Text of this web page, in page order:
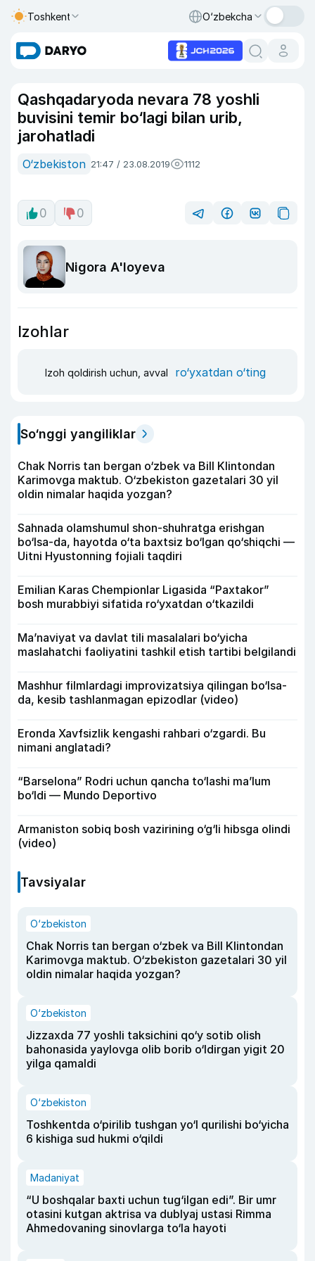
Toshkent O‘zbekcha
Qashqadaryoda nevara 78 yoshli
buvisini temir bo‘lagi bilan urib,
jarohatladi
O‘zbekiston 21:47 / 23.08.2019 1112
0 0
Nigora A'loyeva
Izohlar
Izoh qoldirish uchun, avval ro‘yxatdan o‘ting
So‘nggi yangiliklar
Chak Norris tan bergan o‘zbek va Bill Klintondan
Karimovga maktub. O‘zbekiston gazetalari 30 yil
oldin nimalar haqida yozgan?
Sahnada olamshumul shon-shuhratga erishgan
bo‘lsa-da, hayotda o‘ta baxtsiz bo‘lgan qo‘shiqchi —
Uitni Hyustonning fojiali taqdiri
Emilian Karas Chempionlar Ligasida “Paxtakor”
bosh murabbiyi sifatida ro‘yxatdan o‘tkazildi
Ma’naviyat va davlat tili masalalari bo‘yicha
maslahatchi faoliyatini tashkil etish tartibi belgilandi
Mashhur filmlardagi improvizatsiya qilingan bo‘lsa-
da, kesib tashlanmagan epizodlar (video)
Eronda Xavfsizlik kengashi rahbari o‘zgardi. Bu
nimani anglatadi?
“Barselona” Rodri uchun qancha to‘lashi ma’lum
bo‘ldi — Mundo Deportivo
Armaniston sobiq bosh vazirining o‘g‘li hibsga olindi
(video)
Tavsiyalar
O‘zbekiston
Chak Norris tan bergan o‘zbek va Bill Klintondan
Karimovga maktub. O‘zbekiston gazetalari 30 yil
oldin nimalar haqida yozgan?
O‘zbekiston
Jizzaxda 77 yoshli taksichini qo‘y sotib olish
bahonasida yaylovga olib borib o‘ldirgan yigit 20
yilga qamaldi
O‘zbekiston
Toshkentda o‘pirilib tushgan yo‘l qurilishi bo‘yicha
6 kishiga sud hukmi o‘qildi
Madaniyat
“U boshqalar baxti uchun tug‘ilgan edi”. Bir umr
otasini kutgan aktrisa va dublyaj ustasi Rimma
Ahmedovaning sinovlarga to‘la hayoti